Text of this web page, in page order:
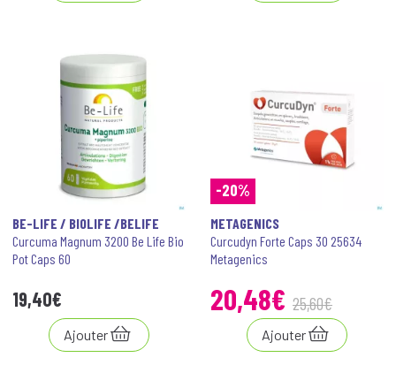
BE-LIFE / BIOLIFE /BELIFE
Curcuma Magnum 3200 Be Life Bio
Pot Caps 60
19,40€
Ajouter
-20%
METAGENICS
Curcudyn Forte Caps 30 25634
Metagenics
20,48€ 25,60€
Ajouter